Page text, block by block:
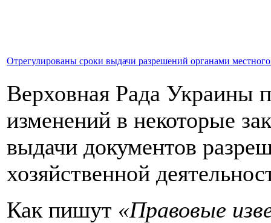
Отрегулированы сроки выдачи разрешений органами
Верховная Рада Украины
изменений в некоторые
выдачи документов
хозяйственной
Как пишут «Правовые